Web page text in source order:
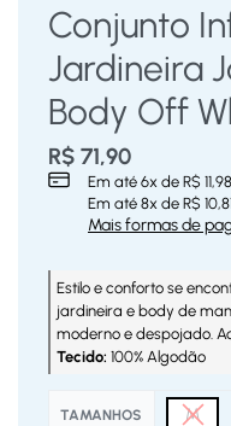
Conjunto
Jardineira
Body Off
R$ 71,90
Em até 6x de R$ 11,98
Em até 8x de R$
Mais formas de
Estilo e conforto se
jardineira e body de
moderno e despojado.
Tecido: 100% Algodão
TAMANHOS M